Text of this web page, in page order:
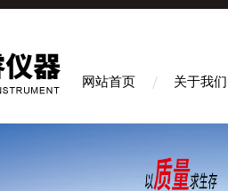
网站首页 关于我们